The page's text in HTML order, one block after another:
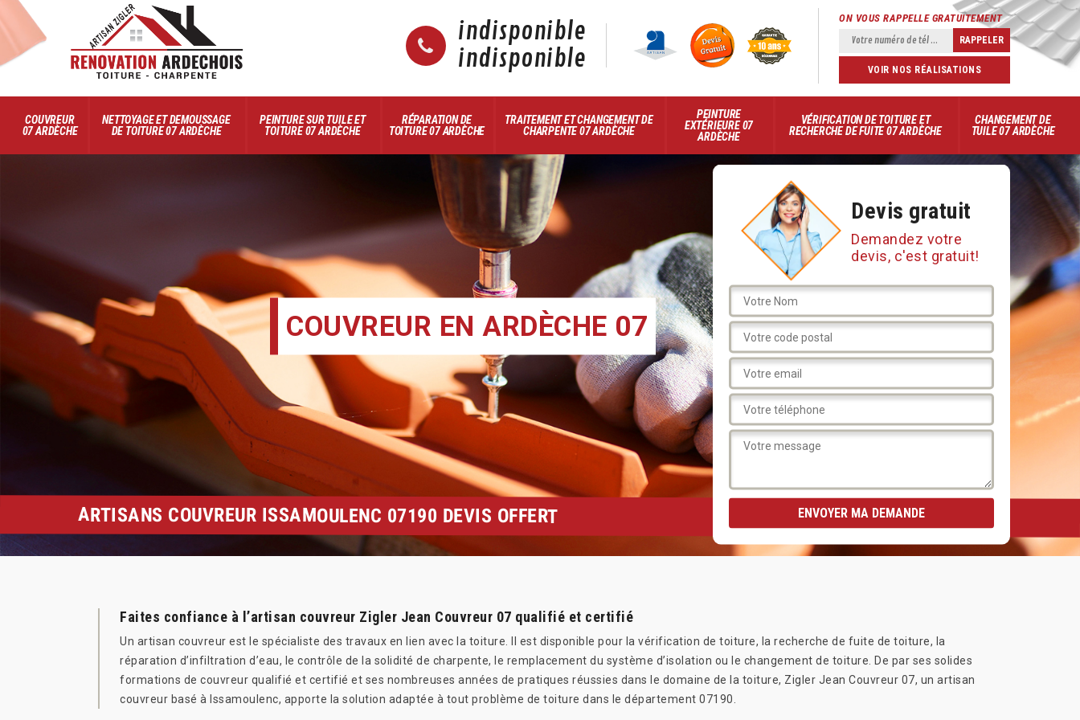
indisponible
indisponible
ON VOUS RAPPELLE GRATUITEMENT
VOIR NOS RÉALISATIONS
COUVREUR
07 ARDÈCHE
NETTOYAGE ET DEMOUSSAGE
DE TOITURE 07 ARDÈCHE
PEINTURE SUR TUILE ET
TOITURE 07 ARDÈCHE
RÉPARATION DE
TOITURE 07 ARDÈCHE
TRAITEMENT ET CHANGEMENT DE
CHARPENTE 07 ARDÈCHE
PEINTURE
EXTÉRIEURE 07
ARDÈCHE
VÉRIFICATION DE TOITURE ET
RECHERCHE DE FUITE 07 ARDÈCHE
CHANGEMENT DE
TUILE 07 ARDÈCHE
COUVREUR EN ARDÈCHE 07
Devis gratuit
Demandez votre
devis, c'est gratuit!
ARTISANS COUVREUR ISSAMOULENC 07190 DEVIS OFFERT
Faites confiance à l’artisan couvreur Zigler Jean Couvreur 07 qualifié et certifié
Un artisan couvreur est le spécialiste des travaux en lien avec la toiture. Il est disponible pour la vérification de toiture, la recherche de fuite de toiture, la
réparation d’infiltration d’eau, le contrôle de la solidité de charpente, le remplacement du système d’isolation ou le changement de toiture. De par ses solides
formations de couvreur qualifié et certifié et ses nombreuses années de pratiques réussies dans le domaine de la toiture, Zigler Jean Couvreur 07, un artisan
couvreur basé à Issamoulenc, apporte la solution adaptée à tout problème de toiture dans le département 07190.